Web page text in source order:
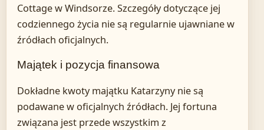
Cottage w Windsorze. Szczegóły dotyczące jej
codziennego życia nie są regularnie ujawniane w
źródłach oficjalnych.
Majątek i pozycja finansowa
Dokładne kwoty majątku Katarzyny nie są
podawane w oficjalnych źródłach. Jej fortuna
związana jest przede wszystkim z